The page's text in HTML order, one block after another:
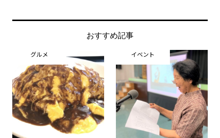
おすすめ記事
グルメ イベント